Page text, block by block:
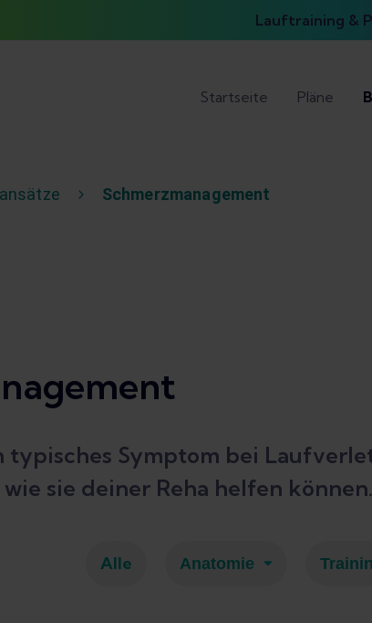
Lauftraining &
Startseite Pläne
Schmerzmanagement
typisches Symptom bei
sie deiner Reha helfen können.
Alle Anatomie